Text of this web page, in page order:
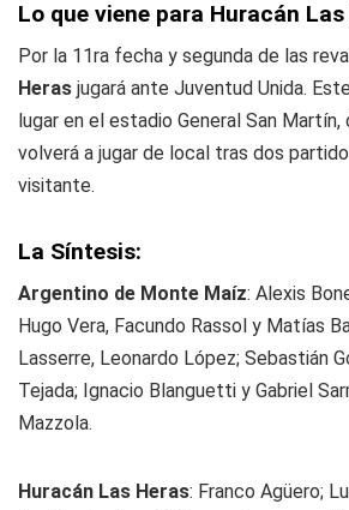
Lo que viene para Huracán
Por la 11ra fecha y segunda de las
Heras jugará ante Juventud Unida.
lugar en el estadio General San Martín,
volverá a jugar de local tras dos
visitante.
La Síntesis:
Argentino de Monte Maíz: Alexis
Hugo Vera, Facundo Rassol y Matías
Lasserre, Leonardo López; Sebastián
Tejada; Ignacio Blanguetti y Gabriel
Mazzola.
Huracán Las Heras: Franco Agüero;